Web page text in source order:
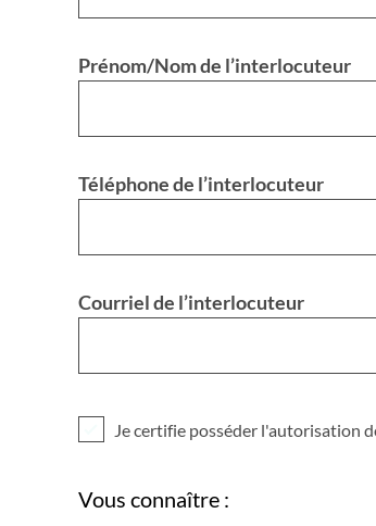
Prénom/Nom de l’interlocuteur
Téléphone de l’interlocuteur
Courriel de l’interlocuteur
Je certifie posséder l'autorisation
Vous connaître :